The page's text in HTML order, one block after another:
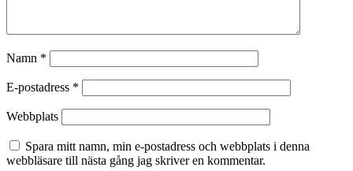
Namn *
E-postadress *
Webbplats
Spara mitt namn, min e-postadress och webbplats i denna
webbläsare till nästa gång jag skriver en kommentar.